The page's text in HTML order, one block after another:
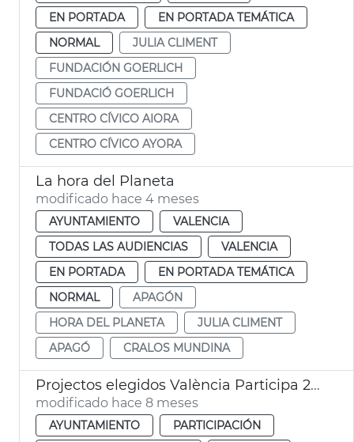
EN PORTADA
EN PORTADA TEMÁTICA
NORMAL
JULIA CLIMENT
FUNDACIÓN GOERLICH
FUNDACIÓ GOERLICH
CENTRO CÍVICO AIORA
CENTRO CÍVICO AYORA
La hora del Planeta
modificado hace 4 meses
AYUNTAMIENTO
VALENCIA
TODAS LAS AUDIENCIAS
VALENCIA
EN PORTADA
EN PORTADA TEMÁTICA
NORMAL
APAGÓN
HORA DEL PLANETA
JULIA CLIMENT
APAGÓ
CRALOS MUNDINA
Projectos elegidos València Participa 2025-2026
modificado hace 8 meses
AYUNTAMIENTO
PARTICIPACIÓN